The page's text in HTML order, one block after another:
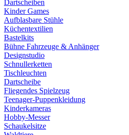
Dartscheiben
Kinder Games
Aufblasbare Stühle
Küchentextilien
Bastelkits
Bühne Fahrzeuge & Anhänger
Designstudio
Schnullerketten
Tischleuchten
Dartscheibe
Fliegendes Spielzeug
Teenager-Puppenkleidung
Kinderkameras
Hobby-Messer
Schaukelsitze